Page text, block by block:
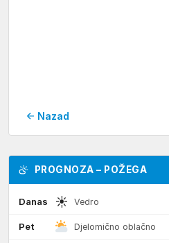
← Nazad
PROGNOZA – POŽEGA
Danas ☀ Vedro
Pet Djelomično oblačno